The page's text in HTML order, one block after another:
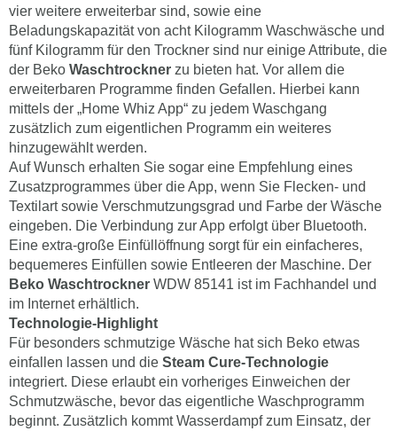
vier weitere erweiterbar sind, sowie eine
Beladungskapazität von acht Kilogramm Waschwäsche und
fünf Kilogramm für den Trockner sind nur einige Attribute, die
der Beko Waschtrockner zu bieten hat. Vor allem die
erweiterbaren Programme finden Gefallen. Hierbei kann
mittels der „Home Whiz App“ zu jedem Waschgang
zusätzlich zum eigentlichen Programm ein weiteres
hinzugewählt werden.
Auf Wunsch erhalten Sie sogar eine Empfehlung eines
Zusatzprogrammes über die App, wenn Sie Flecken- und
Textilart sowie Verschmutzungsgrad und Farbe der Wäsche
eingeben. Die Verbindung zur App erfolgt über Bluetooth.
Eine extra-große Einfüllöffnung sorgt für ein einfacheres,
bequemeres Einfüllen sowie Entleeren der Maschine. Der
Beko Waschtrockner WDW 85141 ist im Fachhandel und
im Internet erhältlich.
Technologie-Highlight
Für besonders schmutzige Wäsche hat sich Beko etwas
einfallen lassen und die Steam Cure-Technologie
integriert. Diese erlaubt ein vorheriges Einweichen der
Schmutzwäsche, bevor das eigentliche Waschprogramm
beginnt. Zusätzlich kommt Wasserdampf zum Einsatz, der